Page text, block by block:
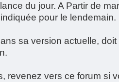
du jour. A Partir de
pour le lendemain.
sa version actuelle,
revenez vers ce forum si